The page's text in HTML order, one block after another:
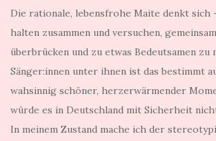
Die rationale, lebensfrohe Maite denkt sich
halten zusammen und versuchen,
überbrücken und zu etwas Bedeutsamen zu
Sänger:innen unter ihnen ist das bestimmt
wahsinnig schöner, herzerwärmender
würde es in Deutschland mit Sicherheit
In meinem Zustand mache ich der